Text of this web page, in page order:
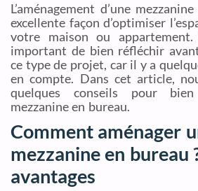
L’aménagement d’une
excellente façon d’optimiser
votre maison ou
important de bien réfléchir
ce type de projet, car il y a
en compte. Dans cet article,
quelques conseils pour
mezzanine en bureau.
Comment aménager
mezzanine en bureau
avantages